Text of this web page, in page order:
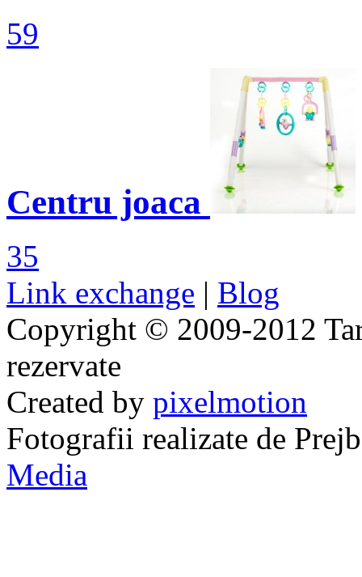
59
Centru joaca
35
Link exchange | Blog
Copyright © 2009-2012
rezervate
Created by pixelmotion
Fotografii realizate de
Media